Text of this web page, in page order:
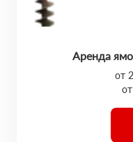
Аренда
от